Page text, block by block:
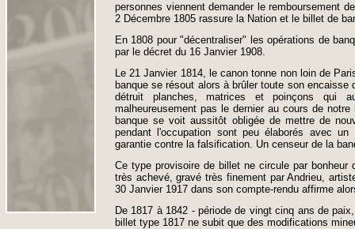
personnes viennent demander le remboursement
2 Décembre 1805 rassure la Nation et le billet de
En 1808 pour "décentraliser" les opérations de
par le décret du 16 Janvier 1908.
Le 21 Janvier 1814, le canon tonne non loin de
banque se résout alors à brûler toute son
détruit planches, matrices et poinçons qui
malheureusement pas le dernier au cours de
banque se voit aussitôt obligée de mettre de
pendant l'occupation sont peu élaborés avec
garantie contre la falsification. Un censeur de la
Ce type provisoire de billet ne circule par
très achevé, gravé très finement par Andrieu,
30 Janvier 1917 dans son compte-rendu affirme
De 1817 à 1842 - période de vingt cinq ans de
billet type 1817 ne subit que des modifications